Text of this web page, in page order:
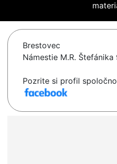
Brestovec
Námestie M.R.
Pozrite si profil